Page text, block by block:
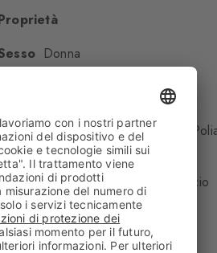
Donna
91% Lana di tosa, 9%
Acoste
Lunghezza del gambale
Polpaccio
Comfort Piacevole
di bordino Risvoltabile